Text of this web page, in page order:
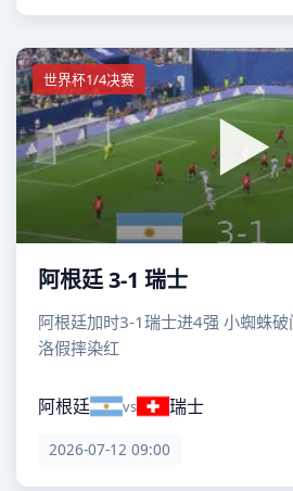
世界杯1/4决赛
阿根廷 3-1 瑞士
阿根廷加时3-1瑞士进4强 小蜘蛛
洛假摔染红
阿根廷 vs 瑞士
2026-07-12 09:00